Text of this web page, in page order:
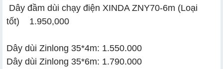
Dây đầm dùi chạy điện XINDA ZNY70-6m (Loại
tốt) 1.950,000
Dây dùi Zinlong 35*4m: 1.550.000
Dây dùi Zinlong 35*6m: 1.790.000